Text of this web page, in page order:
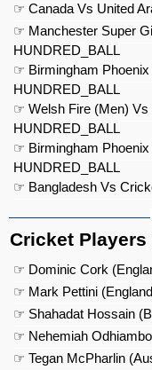
☞ Canada Vs United
☞ Manchester Super
HUNDRED_BALL
☞ Birmingham
HUNDRED_BALL
☞ Welsh Fire (Men) Vs
HUNDRED_BALL
☞ Birmingham
HUNDRED_BALL
☞ Bangladesh Vs
Cricket
☞ Dominic Cork
☞ Mark Pettini
☞ Shahadat Hossain
☞ Nehemiah
☞ Tegan McPharlin